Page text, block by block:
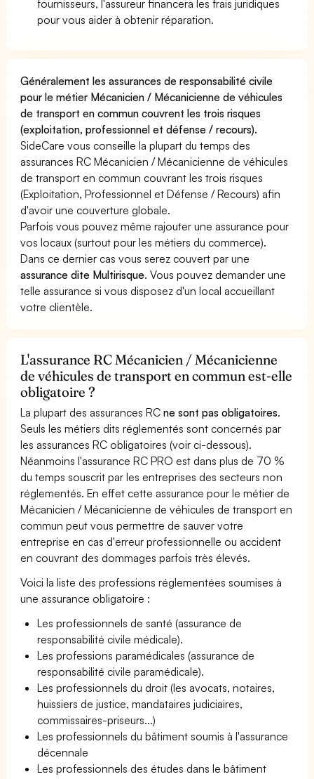
fournisseurs, l'assureur financera les frais juridiques
pour vous aider à obtenir réparation.
Généralement les assurances de responsabilité civile
pour le métier Mécanicien / Mécanicienne de véhicules
de transport en commun couvrent les trois risques
(exploitation, professionnel et défense / recours).
SideCare vous conseille la plupart du temps des
assurances RC Mécanicien / Mécanicienne de véhicules
de transport en commun couvrant les trois risques
(Exploitation, Professionnel et Défense / Recours) afin
d'avoir une couverture globale.
Parfois vous pouvez même rajouter une assurance pour
vos locaux (surtout pour les métiers du commerce).
Dans ce dernier cas vous serez couvert par une
assurance dite Multirisque. Vous pouvez demander une
telle assurance si vous disposez d'un local accueillant
votre clientèle.
L'assurance RC Mécanicien / Mécanicienne
de véhicules de transport en commun est-elle
obligatoire ?
La plupart des assurances RCne sont pas obligatoires.
Seuls les métiers dits réglementés sont concernés par
les assurances RC obligatoires (voir ci-dessous).
Néanmoins l'assurance RC PRO est dans plus de 70 %
du temps souscrit par les entreprises des secteurs non
réglementés. En effet cette assurance pour le métier de
Mécanicien / Mécanicienne de véhicules de transport en
commun peut vous permettre de sauver votre
entreprise en cas d'erreur professionnelle ou accident
en couvrant des dommages parfois très élevés.
Voici la liste des professions réglementées soumises à
une assurance obligatoire :
Les professionnels de santé (assurance de
responsabilité civile médicale).
Les professions paramédicales (assurance de
responsabilité civile paramédicale).
Les professionnels du droit (les avocats, notaires,
huissiers de justice, mandataires judiciaires,
commissaires-priseurs...)
Les professionnels du bâtiment soumis à l'assurance
décennale
Les professionnels des études dans le bâtiment